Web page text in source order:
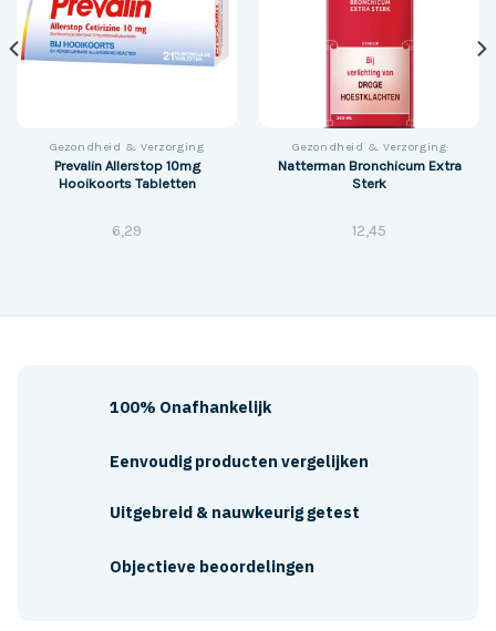
Gezondheid & Verzorging
Prevalin Allerstop 10mg
Hooikoorts Tabletten
6,29
Gezondheid & Verzorging
Natterman Bronchicum Extra
Sterk
12,45
100% Onafhankelijk
Eenvoudig producten vergelijken
Uitgebreid & nauwkeurig getest
Objectieve beoordelingen